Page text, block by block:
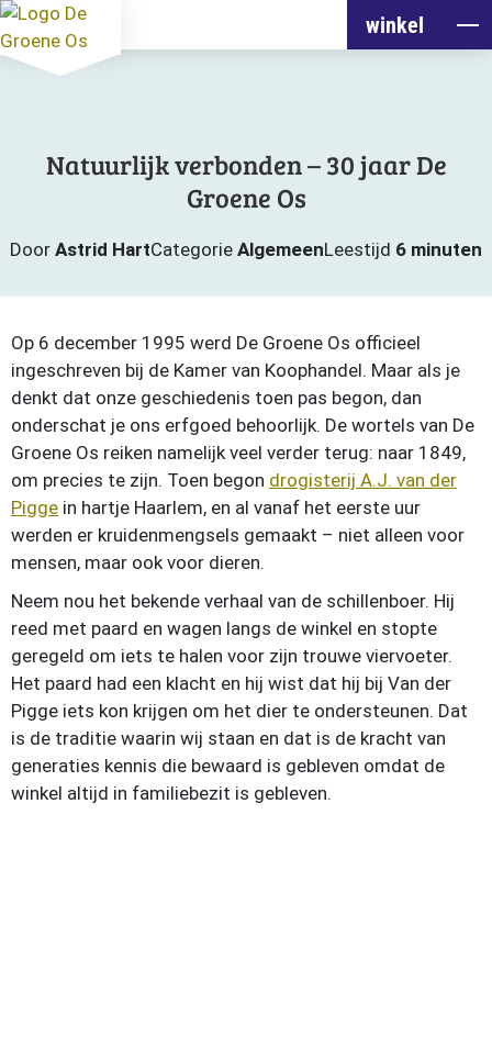
winkel
Natuurlijk verbonden – 30 jaar De
Groene Os
Door Astrid HartCategorie AlgemeenLeestijd 6 minuten
Op 6 december 1995 werd De Groene Os officieel
ingeschreven bij de Kamer van Koophandel. Maar als je
denkt dat onze geschiedenis toen pas begon, dan
onderschat je ons erfgoed behoorlijk. De wortels van De
Groene Os reiken namelijk veel verder terug: naar 1849,
om precies te zijn. Toen begon drogisterij A.J. van der
Pigge in hartje Haarlem, en al vanaf het eerste uur
werden er kruidenmengsels gemaakt – niet alleen voor
mensen, maar ook voor dieren.
Neem nou het bekende verhaal van de schillenboer. Hij
reed met paard en wagen langs de winkel en stopte
geregeld om iets te halen voor zijn trouwe viervoeter.
Het paard had een klacht en hij wist dat hij bij Van der
Pigge iets kon krijgen om het dier te ondersteunen. Dat
is de traditie waarin wij staan en dat is de kracht van
generaties kennis die bewaard is gebleven omdat de
winkel altijd in familiebezit is gebleven.